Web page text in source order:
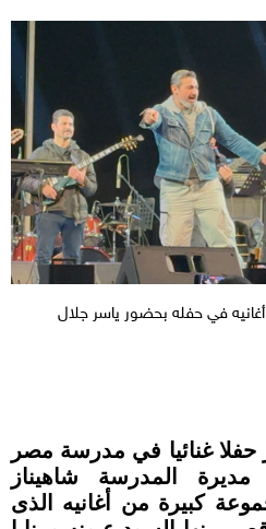
في حفله بحضور ياسر جلال
غنائيا في مدرسة مصر
المدرسة شاهيناز
كبيرة من أغانيه الذى